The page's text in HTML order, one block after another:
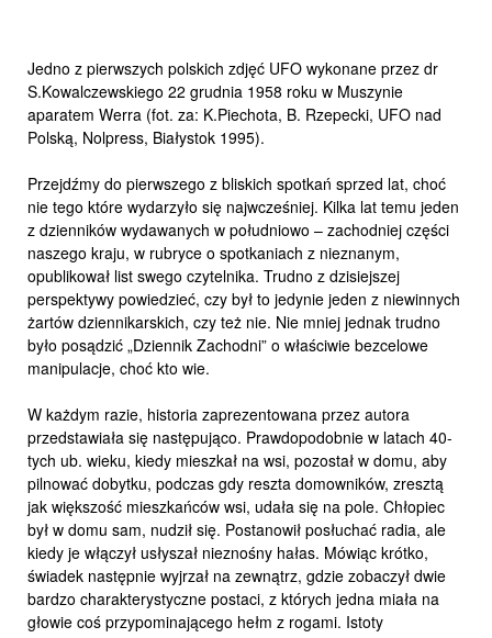
Jedno z pierwszych polskich zdjęć UFO wykonane przez dr
S.Kowalczewskiego 22 grudnia 1958 roku w Muszynie
aparatem Werra (fot. za: K.Piechota, B. Rzepecki, UFO nad
Polską, Nolpress, Białystok 1995).
Przejdźmy do pierwszego z bliskich spotkań sprzed lat, choć
nie tego które wydarzyło się najwcześniej. Kilka lat temu jeden
z dzienników wydawanych w południowo – zachodniej części
naszego kraju, w rubryce o spotkaniach z nieznanym,
opublikował list swego czytelnika. Trudno z dzisiejszej
perspektywy powiedzieć, czy był to jedynie jeden z niewinnych
żartów dziennikarskich, czy też nie. Nie mniej jednak trudno
było posądzić „Dziennik Zachodni” o właściwie bezcelowe
manipulacje, choć kto wie.
W każdym razie, historia zaprezentowana przez autora
przedstawiała się następująco. Prawdopodobnie w latach 40-
tych ub. wieku, kiedy mieszkał na wsi, pozostał w domu, aby
pilnować dobytku, podczas gdy reszta domowników, zresztą
jak większość mieszkańców wsi, udała się na pole. Chłopiec
był w domu sam, nudził się. Postanowił posłuchać radia, ale
kiedy je włączył usłyszał nieznośny hałas. Mówiąc krótko,
świadek następnie wyjrzał na zewnątrz, gdzie zobaczył dwie
bardzo charakterystyczne postaci, z których jedna miała na
głowie coś przypominającego hełm z rogami. Istoty